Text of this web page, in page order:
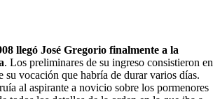
llegó José Gregorio finalmente a la
. Los preliminares de su ingreso consistieron en
su vocación que habría de durar varios días.
al aspirante a novicio sobre los pormenores